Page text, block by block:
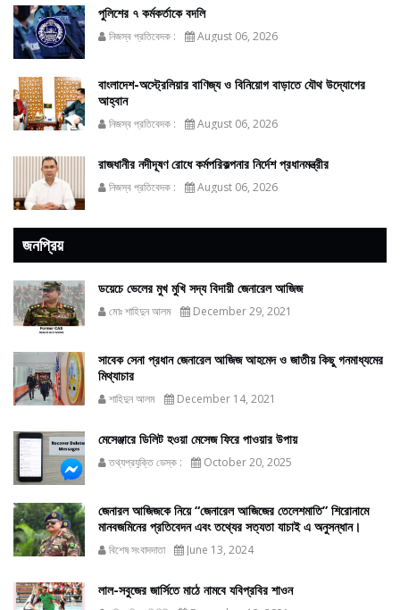
পুলিশের ৭ কর্মকর্তাকে বদলি
নিজস্ব প্রতিবেদক : August 06, 2026
বাংলাদেশ-অস্ট্রেলিয়ার বাণিজ্য ও বিনিয়োগ বাড়াতে যৌথ উদ্যোগের
আহ্বান
নিজস্ব প্রতিবেদক : August 06, 2026
রাজধানীর নদীদূষণ রোধে কর্মপরিকল্পনার নির্দেশ প্রধানমন্ত্রীর
নিজস্ব প্রতিবেদক : August 06, 2026
জনপ্রিয়
ডয়েচে ভেলের মুখ মুখি সদ্য বিদায়ী জেনারেল আজিজ
মোঃ শাহিদুন আলম December 29, 2021
সাবেক সেনা প্রধান জেনারেল আজিজ আহমেদ ও জাতীয় কিছু গনমাধ্যমের
মিথ্যাচার
শাহিদুন আলম December 14, 2021
মেসেঞ্জারে ডিলিট হওয়া মেসেজ ফিরে পাওয়ার উপায়
তথ্যপ্রযুক্তি ডেস্ক : October 20, 2025
জেনারল আজিজকে নিয়ে “জেনারেল আজিজের তেলেশমাতি” শিরোনামে
মানবজমিনের প্রতিবেদন এবং তথ্যের সত্যতা যাচাই এ অনুসন্ধান।
বিশেষ সংবাদদাতা June 13, 2024
লাল-সবুজের জার্সিতে মাঠে নামবে যবিপ্রবির শাওন